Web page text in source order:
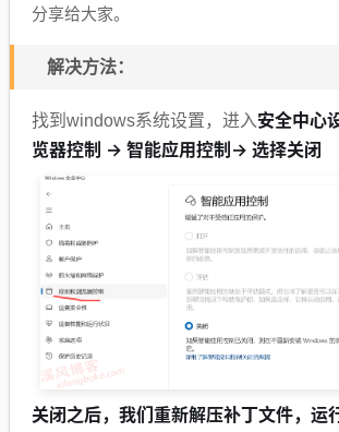
分享给大家。
解决方法：
找到windows系统设置，进入安全中心
览器控制 -> 智能应用控制-> 选择关闭
关闭之后，我们重新解压补丁文件，运